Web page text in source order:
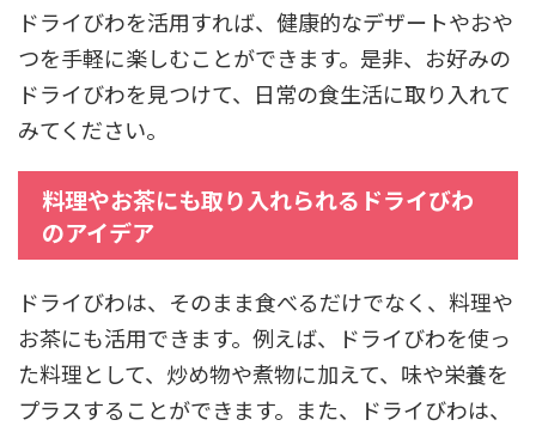
ドライびわを活用すれば、健康的なデザートやおや
つを手軽に楽しむことができます。是非、お好みの
ドライびわを見つけて、日常の食生活に取り入れて
みてください。
料理やお茶にも取り入れられるドライびわ
のアイデア
ドライびわは、そのまま食べるだけでなく、料理や
お茶にも活用できます。例えば、ドライびわを使っ
た料理として、炒め物や煮物に加えて、味や栄養を
プラスすることができます。また、ドライびわは、